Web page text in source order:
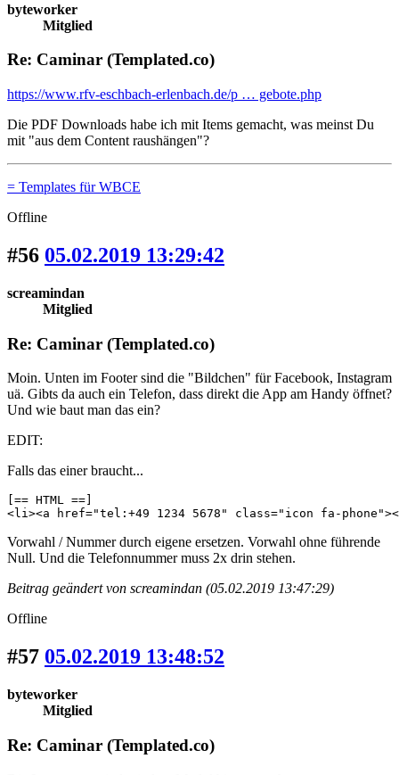
byteworker
Mitglied
Re: Caminar (Templated.co)
https://www.rfv-eschbach-erlenbach.de/p … gebote.php
Die PDF Downloads habe ich mit Items gemacht, was meinst Du
mit "aus dem Content raushängen"?
= Templates für WBCE
Offline
#56 05.02.2019 13:29:42
screamindan
Mitglied
Re: Caminar (Templated.co)
Moin. Unten im Footer sind die "Bildchen" für Facebook, Instagram
uä. Gibts da auch ein Telefon, dass direkt die App am Handy öffnet?
Und wie baut man das ein?
EDIT:
Falls das einer braucht...
[== HTML ==]
<li><a href="tel:+49 1234 5678" class="icon fa-
Vorwahl / Nummer durch eigene ersetzen. Vorwahl ohne führende
Null. Und die Telefonnummer muss 2x drin stehen.
Beitrag geändert von screamindan (05.02.2019 13:47:29)
Offline
#57 05.02.2019 13:48:52
byteworker
Mitglied
Re: Caminar (Templated.co)